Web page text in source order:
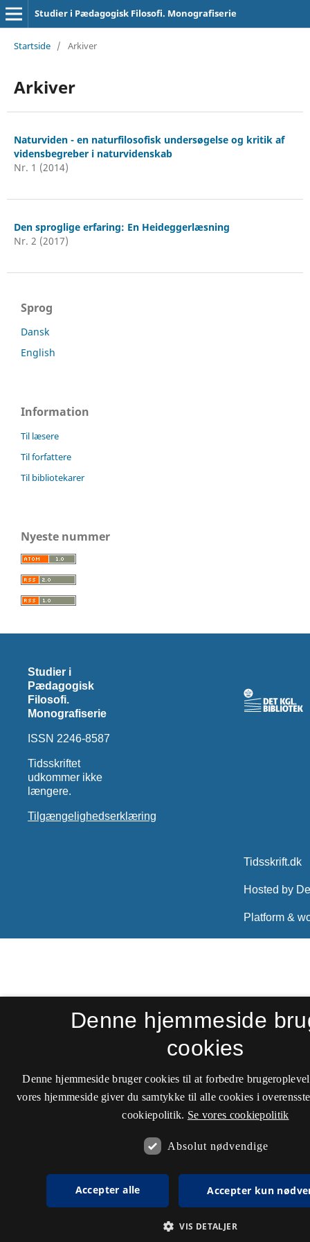
Studier i Pædagogisk Filosofi. Monografiserie
Startside / Arkiver
Arkiver
Naturviden - en naturfilosofisk undersøgelse og kritik af
vidensbegreber i naturvidenskab
Nr. 1 (2014)
Den sproglige erfaring: En Heideggerlæsning
Nr. 2 (2017)
Sprog
Dansk
English
Information
Til læsere
Til forfattere
Til bibliotekarer
Nyeste nummer
Studier i
Pædagogisk
Filosofi.
Monografiserie
ISSN 2246-8587
Tidsskriftet
udkommer ikke
længere.
Tilgængelighedserklæring
Denne hjemmeside
cookies
Denne hjemmeside bruger cookies til at forbedre
vores hjemmeside giver du samtykke til alle cookies i
cookiepolitik. Se vores cookiepolitik
Absolut nødvendige
Accepter alle Accepter kun
VIS DETALJER